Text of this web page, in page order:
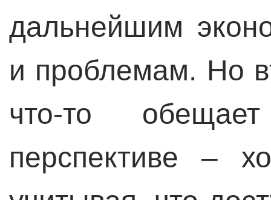
дальнейшим
и проблемам. Но
что-то
перспективе –